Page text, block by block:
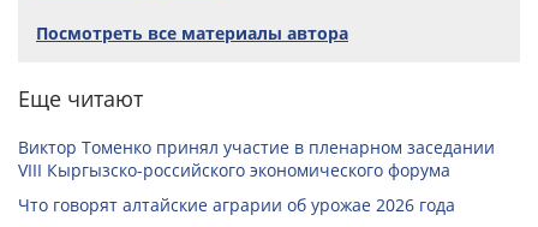
Посмотреть все материалы автора
Еще читают
Виктор Томенко принял участие в пленарном заседании
VIII Кыргызско-российского экономического форума
Что говорят алтайские аграрии об урожае 2026 года